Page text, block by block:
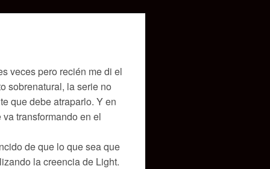
veces pero recién me di el
sobrenatural, la serie no
que debe atraparlo. Y en
transformando en el
de que lo que sea que
la creencia de Light.